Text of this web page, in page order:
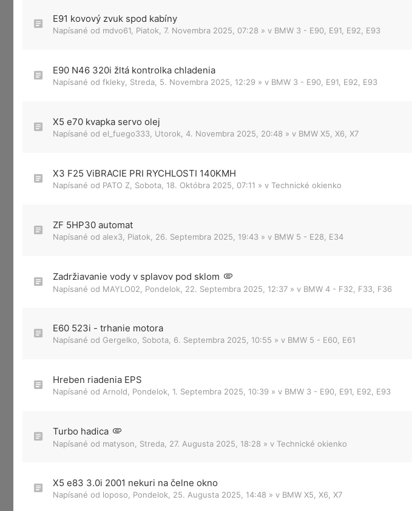
E91 kovový zvuk spod kabíny
Napísané od mdvo61 Piatok, 7. Novembra 2025, 07:28 » v BMW 3 - E90, E91, E92, E93
E90 N46 320i žltá kontrolka chladenia
Napísané od fkleky Streda, 5. Novembra 2025, 12:29 » v BMW 3 - E90, E91, E92, E93
X5 e70 kvapka servo olej
Napísané od el_fuego333 Utorok, 4. Novembra 2025, 20:48 » v BMW X5, X6, X7
X3 F25 ViBRACIE PRI RYCHLOSTI 140KMH
Napísané od PATO Z Sobota, 18. Októbra 2025, 07:11 » v Technické okienko
ZF 5HP30 automat
Napísané od alex3 Piatok, 26. Septembra 2025, 19:43 » v BMW 5 - E28, E34
Zadržiavanie vody v splavov pod sklom
Napísané od MAYLO02 Pondelok, 22. Septembra 2025, 12:37 » v BMW 4 - F32, F33, F36
E60 523i - trhanie motora
Napísané od Gergelko Sobota, 6. Septembra 2025, 10:55 » v BMW 5 - E60, E61
Hreben riadenia EPS
Napísané od Arnold Pondelok, 1. Septembra 2025, 10:39 » v BMW 3 - E90, E91, E92, E93
Turbo hadica
Napísané od matyson Streda, 27. Augusta 2025, 18:28 » v Technické okienko
X5 e83 3.0i 2001 nekuri na čelne okno
Napísané od loposo Pondelok, 25. Augusta 2025, 14:48 » v BMW X5, X6, X7